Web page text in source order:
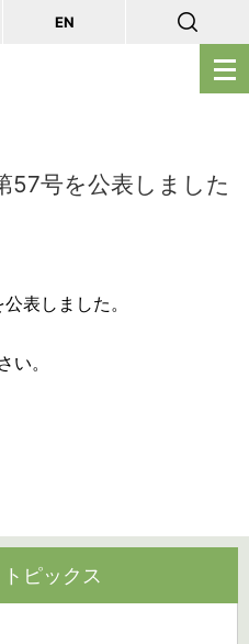
メ
ニ
を
EN
57号を公表しました
表しました。
い。
ピックス